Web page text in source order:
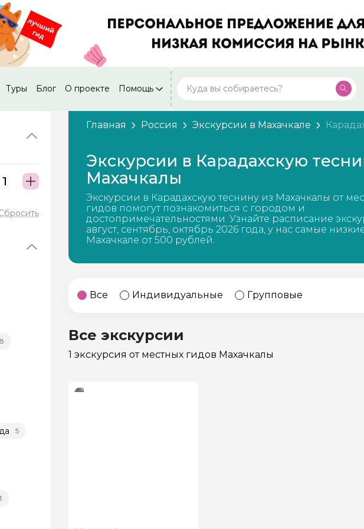
Туры Блог О проекте Помощь
Москва
Россия
Нижний Новгород
Калининград
Россия
Кисловодск
Россия
20 экскурсий
Дербент 17 экскурсий
Посмотреть все города
8
5
Главная Россия Экскурсии в Махачкале
Экскурсии в Карадахскую
Махачкалы
Экскурсии в Карадахскую теснину из Махачкалы от
гидов помогут познакомиться с городом и
достопримечательностями. Узнайте расписание
август, сентябрь, октябрь 2026 года, у нас самые
Махачкале от 500 рублей.
Все Индивидуальные Групповые
Все экскурсии
1 экскурсия от местных гидов Махачкалы